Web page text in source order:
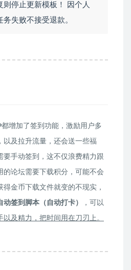
则停止更新模板！ 因个人
失败不接受退款。
都增加了签到功能，激励用户多
以及拉升流量，还会送一些福
要手动签到，这不仅浪费精力跟
的论坛需要下载积分，可能不会
金币下载文件就变的不现实，
动签到脚本（自动打卡）
，可以
以及精力，把时间用在刀刃上。